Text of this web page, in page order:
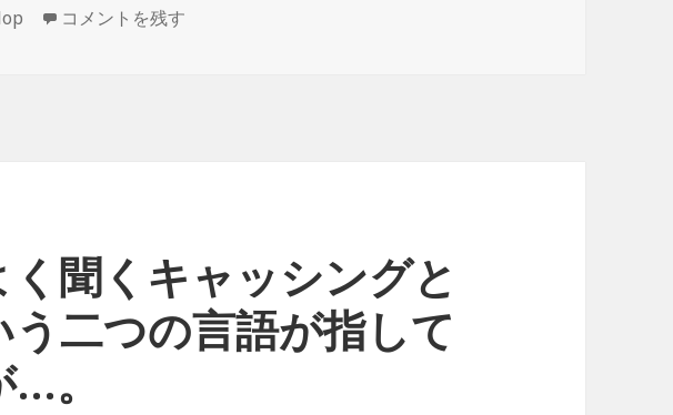
新規にカードローンを利用する際には…。 に
コメントを残す
聞くキャッシングと
う二つの言語が指して
。